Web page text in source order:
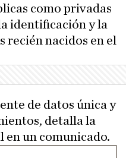
como privadas
identificación y la
recién nacidos en el
de datos única y
detalla la
un comunicado.